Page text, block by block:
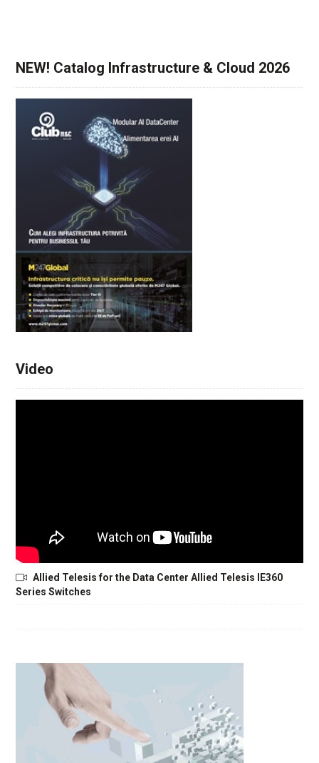
NEW! Catalog Infrastructure & Cloud 2026
Video
Allied Telesis for the Data Center Allied Telesis IE360
Series Switches